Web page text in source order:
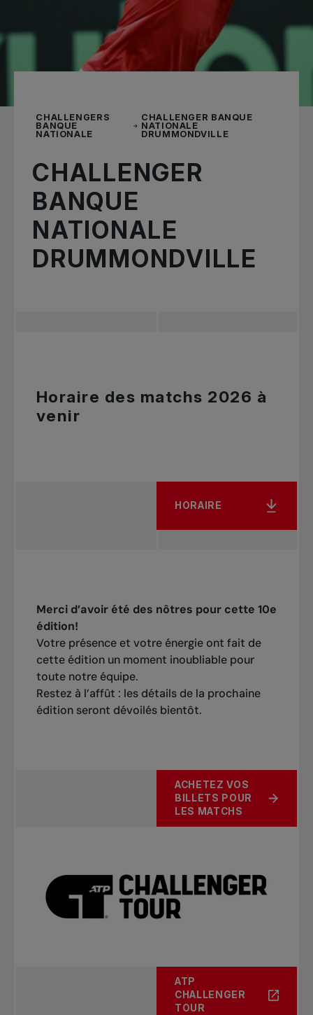
CHALLENGERS
BANQUE
NATIONALE
CHALLENGER BANQUE
NATIONALE
DRUMMONDVILLE
CHALLENGER
BANQUE
NATIONALE
DRUMMONDVILLE
Horaire des matchs 2026 à
venir
HORAIRE
Merci d’avoir été des nôtres pour cette 10e
édition!
Votre présence et votre énergie ont fait de
cette édition un moment inoubliable pour
toute notre équipe.
Restez à l’affût : les détails de la prochaine
édition seront dévoilés bientôt.
ACHETEZ VOS
BILLETS POUR
LES MATCHS
ATP
CHALLENGER
TOUR